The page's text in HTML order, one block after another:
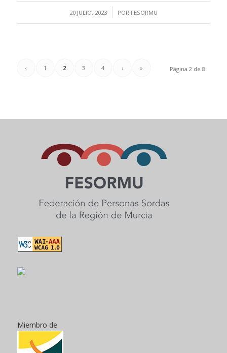
20 JULIO, 2023
/ POR FESORMU
Página 2 de 8
‹ 1 2 3 4 › »
Miembro de